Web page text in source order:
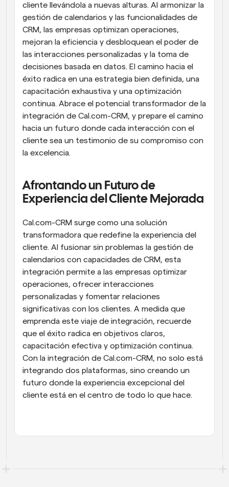
cliente llevándola a nuevas alturas. Al armonizar la
gestión de calendarios y las funcionalidades de
CRM, las empresas optimizan operaciones,
mejoran la eficiencia y desbloquean el poder de
las interacciones personalizadas y la toma de
decisiones basada en datos. El camino hacia el
éxito radica en una estrategia bien definida, una
capacitación exhaustiva y una optimización
continua. Abrace el potencial transformador de la
integración de Cal.com-CRM, y prepare el camino
hacia un futuro donde cada interacción con el
cliente sea un testimonio de su compromiso con
la excelencia.
Afrontando un Futuro de
Experiencia del Cliente Mejorada
Cal.com-CRM surge como una solución
transformadora que redefine la experiencia del
cliente. Al fusionar sin problemas la gestión de
calendarios con capacidades de CRM, esta
integración permite a las empresas optimizar
operaciones, ofrecer interacciones
personalizadas y fomentar relaciones
significativas con los clientes. A medida que
emprenda este viaje de integración, recuerde
que el éxito radica en objetivos claros,
capacitación efectiva y optimización continua.
Con la integración de Cal.com-CRM, no solo está
integrando dos plataformas, sino creando un
futuro donde la experiencia excepcional del
cliente está en el centro de todo lo que hace.